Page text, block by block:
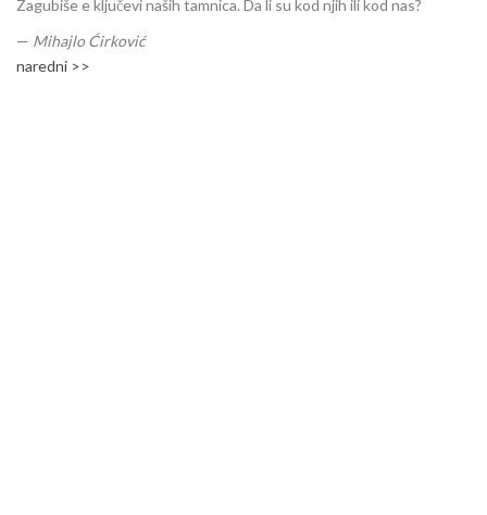
Zagubiše e ključevi naših tamnica. Da li su kod njih ili kod nas?
— Mihajlo Ćirković
naredni >>